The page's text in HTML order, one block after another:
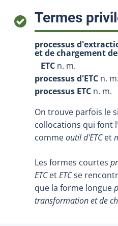
Termes
processus
et de chargement
ETC n. m.
processus d'ETC n. m.
processus ETC n. m.
On trouve parfois le
collocations qui font
commeoutil d'ETCet
Les formes courtes
ETCetETCse
que la forme longue
transformation et de